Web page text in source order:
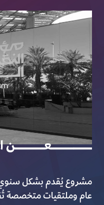
مشروع يُقدم بشكل سنوي
عام وملتقيات متخصصة